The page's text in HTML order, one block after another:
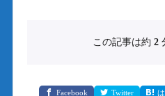
この記事は約 2
Facebook Twitter